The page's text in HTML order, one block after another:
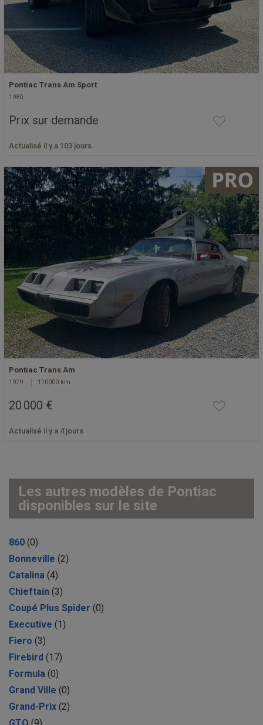
Pontiac Trans Am Sport
1980
Prix sur demande
Actualisé il y a 103 jours
Pontiac Trans Am
1979 110000 km
20 000 €
Actualisé il y a 4 jours
Les autres modèles de Pontiac
disponibles sur le site
860 (0)
Bonneville (2)
Catalina (4)
Chieftain (3)
Coupé Plus Spider (0)
Executive (1)
Fiero (3)
Firebird (17)
Formula (0)
Grand Ville (0)
Grand-Prix (2)
GTO (9)